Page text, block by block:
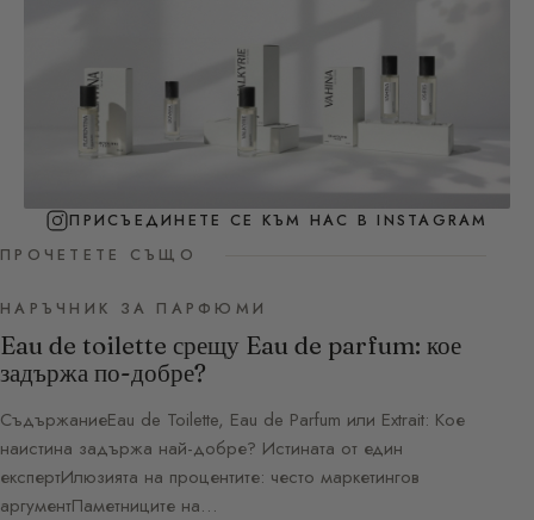
ПРИСЪЕДИНЕТЕ СЕ КЪМ НАС В INSTAGRAM
ПРОЧЕТЕТЕ СЪЩО
НАРЪЧНИК ЗА ПАРФЮМИ
Eau de toilette срещу Eau de parfum: кое
задържа по-добре?
СъдържаниеEau de Toilette, Eau de Parfum или Extrait: Кое
наистина задържа най-добре? Истината от един
експертИлюзията на процентите: често маркетингов
аргументПаметниците на…